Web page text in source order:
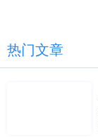
热门文章